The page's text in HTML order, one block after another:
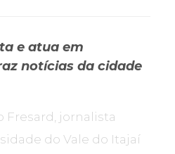
e atua em
notícias da cidade
Fresard, jornalista
do Vale do Itajaí